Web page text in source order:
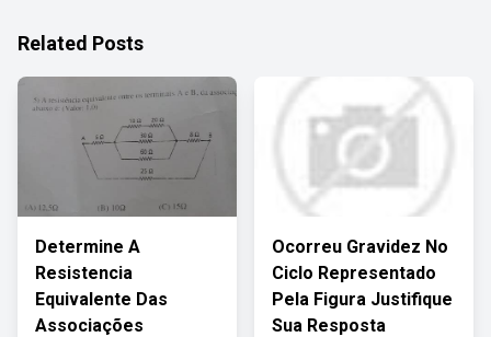
Related Posts
Determine A
Resistencia
Equivalente Das
Associações
Ocorreu Gravidez No
Ciclo Representado
Pela Figura Justifique
Sua Resposta